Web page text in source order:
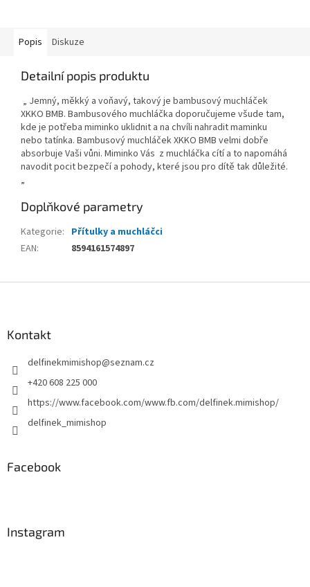
Popis Diskuze
Detailní popis produktu
„ Jemný, měkký a voňavý, takový je bambusový muchláček
XKKO BMB. Bambusového muchláčka doporučujeme všude tam,
kde je potřeba miminko uklidnit a na chvíli nahradit maminku
nebo tatínka. Bambusový muchláček XKKO BMB velmi dobře
absorbuje Vaši vůni. Miminko Vás z muchláčka cítí a to napomáhá
navodit pocit bezpečí a pohody, které jsou pro dítě tak důležité.
„
Doplňkové parametry
Kategorie: Přítulky a muchláčci
EAN: 8594161574897
Kontakt
delfinekmimishop@seznam.cz
+420 608 225 000
https://www.facebook.com/www.fb.com/delfinek.mimishop/
delfinek_mimishop
Facebook
Instagram